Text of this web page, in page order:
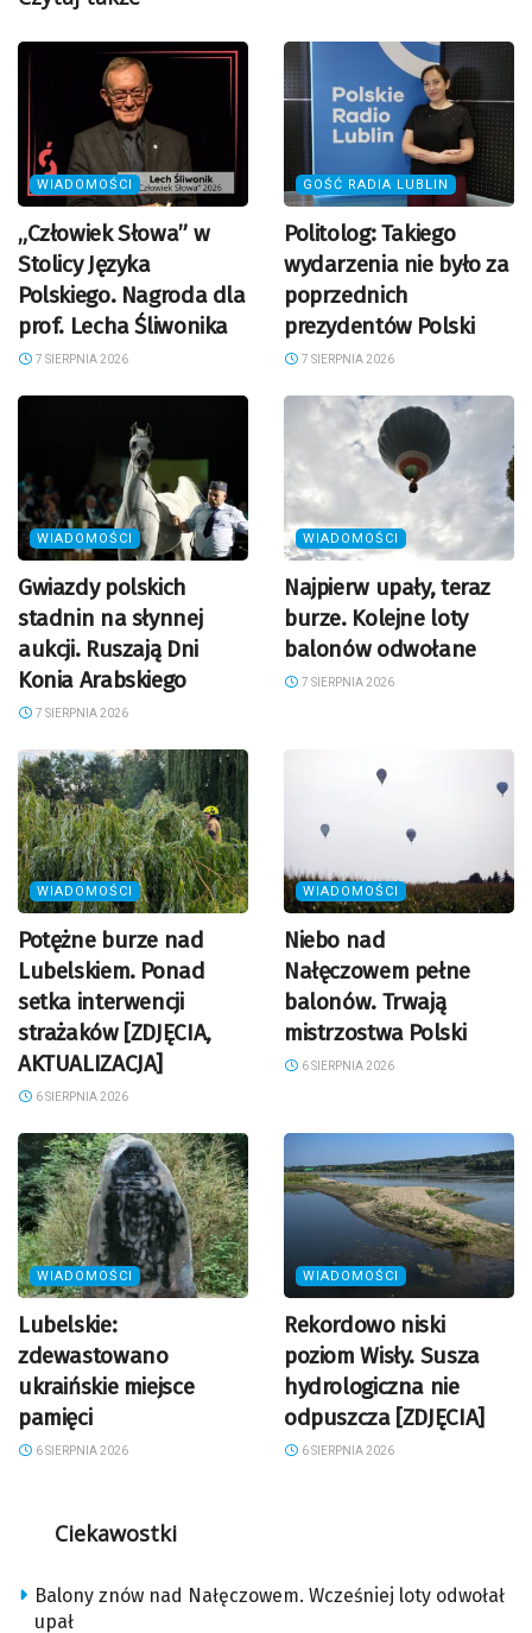
WIADOMOŚCI
„Człowiek Słowa” w
Stolicy Języka
Polskiego. Nagroda dla
prof. Lecha Śliwonika
7 SIERPNIA 2026
GOŚĆ RADIA LUBLIN
Politolog: Takiego
wydarzenia nie było za
poprzednich
prezydentów Polski
7 SIERPNIA 2026
WIADOMOŚCI
Gwiazdy polskich
stadnin na słynnej
aukcji. Ruszają Dni
Konia Arabskiego
7 SIERPNIA 2026
WIADOMOŚCI
Najpierw upały, teraz
burze. Kolejne loty
balonów odwołane
7 SIERPNIA 2026
WIADOMOŚCI
Potężne burze nad
Lubelskiem. Ponad
setka interwencji
strażaków [ZDJĘCIA,
AKTUALIZACJA]
6 SIERPNIA 2026
WIADOMOŚCI
Niebo nad
Nałęczowem pełne
balonów. Trwają
mistrzostwa Polski
6 SIERPNIA 2026
WIADOMOŚCI
Lubelskie:
zdewastowano
ukraińskie miejsce
pamięci
6 SIERPNIA 2026
WIADOMOŚCI
Rekordowo niski
poziom Wisły. Susza
hydrologiczna nie
odpuszcza [ZDJĘCIA]
6 SIERPNIA 2026
Ciekawostki
Balony znów nad Nałęczowem. Wcześniej loty odwołał
upał